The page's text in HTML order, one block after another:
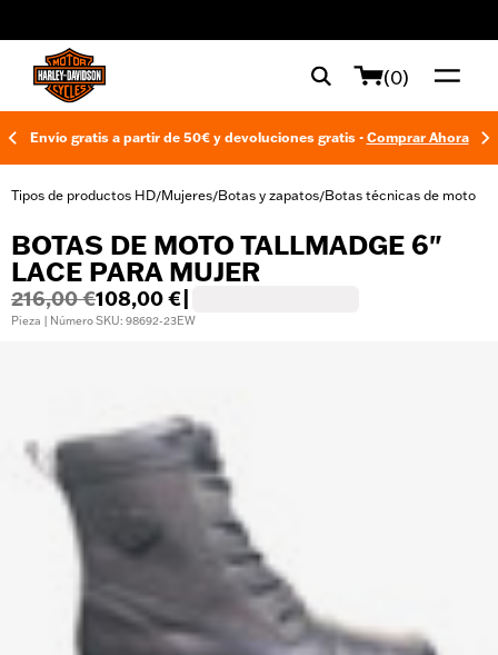
(0)
Envío gratis a partir de 50€ y devoluciones gratis - Comprar Ahora
Tipos de productos HD/Mujeres/Botas y zapatos/Botas técnicas de moto
BOTAS DE MOTO TALLMADGE 6"
LACE PARA MUJER
216,00 €108,00 €
Pieza | Número SKU: 98692-23EW